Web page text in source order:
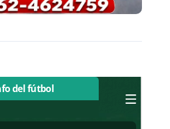
del fútbol